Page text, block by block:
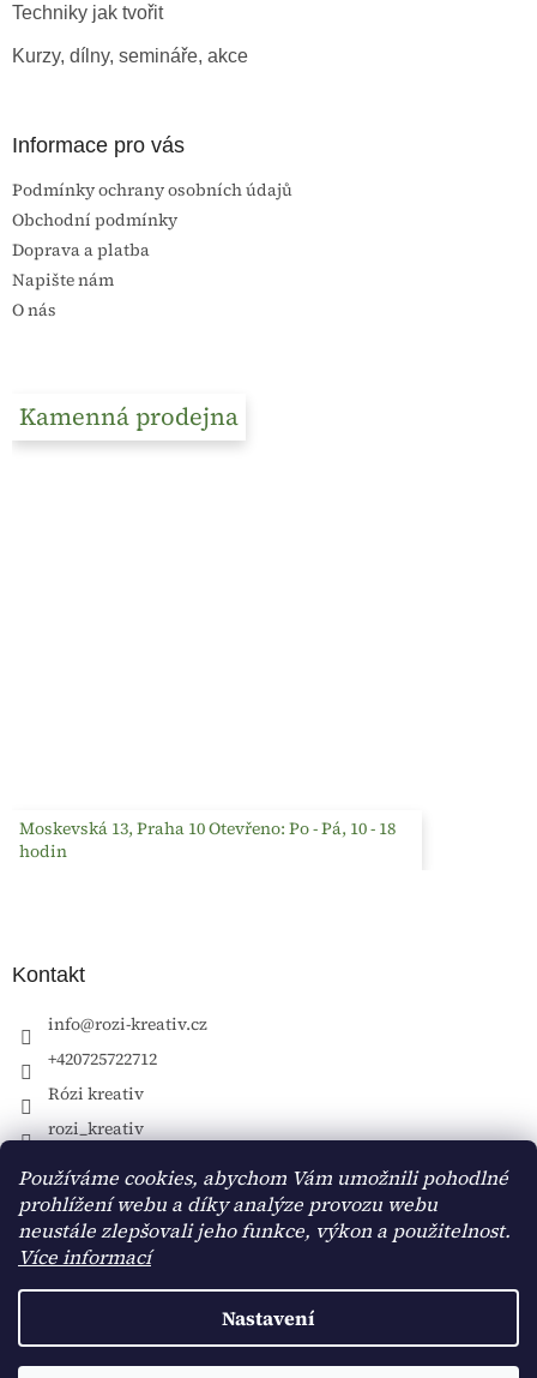
Používáme cookies, abychom Vám umožnili pohodlné
prohlížení webu a díky analýze provozu webu
neustále zlepšovali jeho funkce, výkon a použitelnost.
Více informací
Nastavení
Techniky jak tvořit
Kurzy, dílny, semináře, akce
Informace pro vás
Podmínky ochrany osobních údajů
Obchodní podmínky
Doprava a platba
Napište nám
O nás
Kamenná prodejna
Moskevská 13, Praha 10 Otevřeno: Po - Pá, 10 - 18
hodin
Kontakt
info@rozi-kreativ.cz
+420725722712
Rózi kreativ
rozi_kreativ
Vytvořil Shoptet